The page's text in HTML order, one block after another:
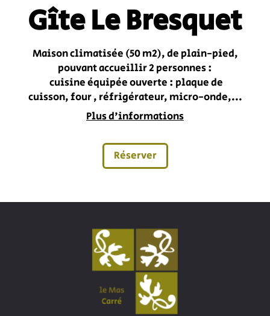
Gîte Le Bresquet
Maison climatisée (50 m2), de plain-pied,
pouvant accueillir 2 personnes :
cuisine équipée ouverte : plaque de
cuisson, four , réfrigérateur, micro-onde,...
Plus d'informations
Réserver